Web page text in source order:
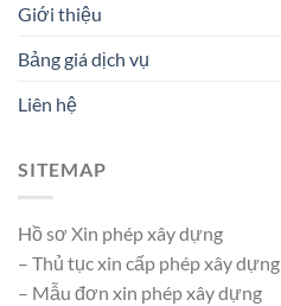
Giới thiệu
Bảng giá dịch vụ
Liên hệ
SITEMAP
Hồ sơ Xin phép xây dựng
– Thủ tục xin cấp phép xây dựng
– Mẫu đơn xin phép xây dựng